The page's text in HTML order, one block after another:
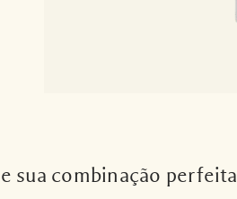
sua combinação perfeita